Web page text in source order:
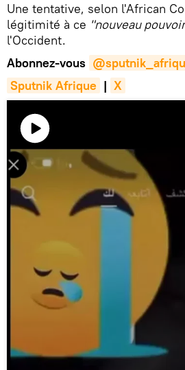
Une tentative, selon l'African
légitimité à ce "nouveau
l'Occident.
Abonnez-vous
Sputnik Afrique | X
vidéo